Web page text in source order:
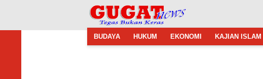
BUDAYA HUKUM EKONOMI KAJIAN ISLAM